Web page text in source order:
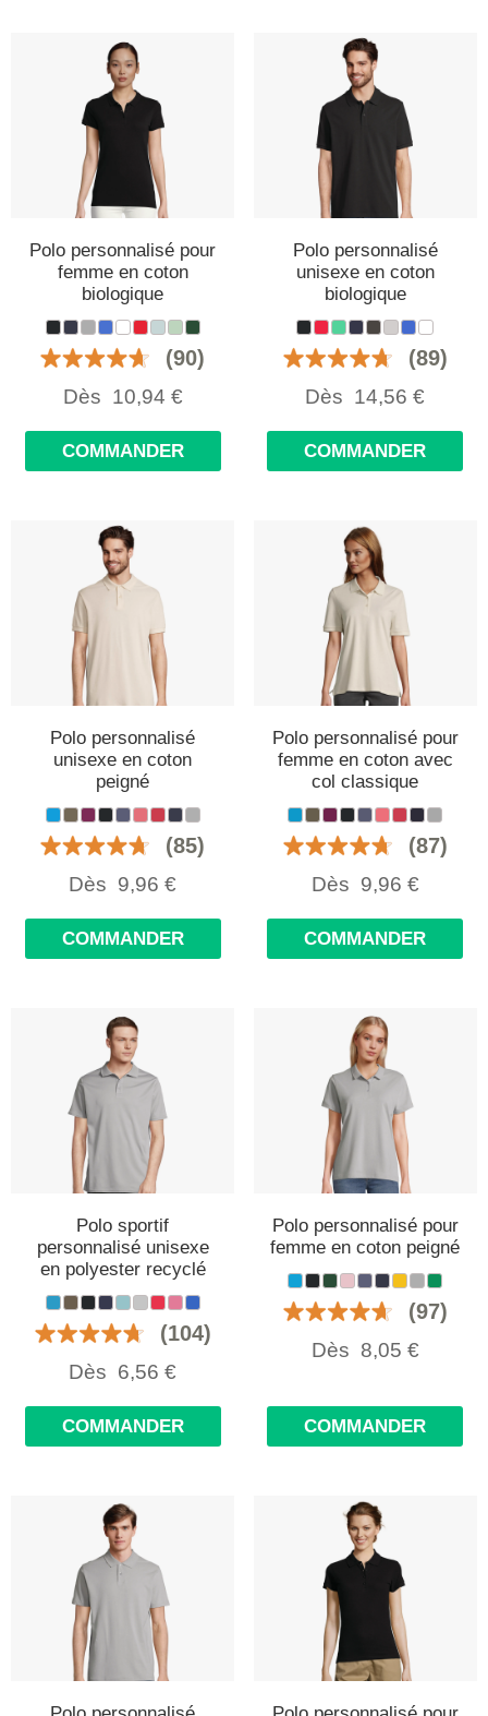
Polo personnalisé pour
femme en coton
biologique
(90)
Dès 10,94 €
COMMANDER
Polo personnalisé
unisexe en coton
biologique
(89)
Dès 14,56 €
COMMANDER
Polo personnalisé
unisexe en coton
peigné
(85)
Dès 9,96 €
COMMANDER
Polo personnalisé pour
femme en coton avec
col classique
(87)
Dès 9,96 €
COMMANDER
Polo sportif
personnalisé unisexe
en polyester recyclé
(104)
Dès 6,56 €
COMMANDER
Polo personnalisé pour
femme en coton peigné
(97)
Dès 8,05 €
COMMANDER